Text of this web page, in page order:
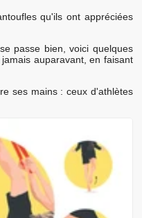
qu'ils ont appréciées
passe bien, voici quelques
auparavant, en faisant
ses mains : ceux d'athlètes